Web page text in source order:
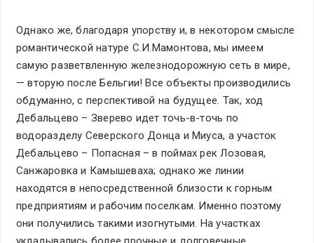
Однако же, благодаря упорству и, в некотором смысле
романтической натуре С.И.Мамонтова, мы имеем
самую разветвленную железнодорожную сеть в мире,
— вторую после Бельгии! Все объекты производились
обдуманно, с перспективой на будущее. Так, ход
Дебальцево – Зверево идет точь-в-точь по
водоразделу Северского Донца и Миуса, а участок
Дебальцево – Попасная – в поймах рек Лозовая,
Санжаровка и Камышеваха; однако же линии
находятся в непосредственной близости к горным
предприятиям и рабочим поселкам. Именно поэтому
они получились такими изогнутыми. На участках